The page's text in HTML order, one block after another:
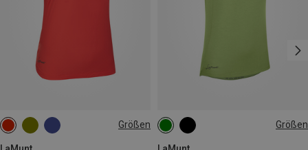
Größen
XS S M
XXL
Größen
XS S
XXL